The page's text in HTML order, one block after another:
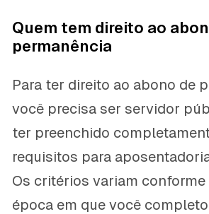
Quem tem direito ao
permanência
Para ter direito ao abono de
você precisa ser servidor
ter preenchido
requisitos para
Os critérios variam conforme
época em que você